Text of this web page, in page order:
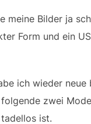
meine Bilder ja
Form und ein
ich wieder neue
folgende zwei
ist.